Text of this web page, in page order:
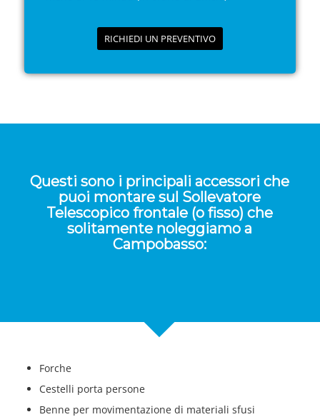
RICHIEDI UN PREVENTIVO
Questi sono i principali accessori che
puoi montare sul Sollevatore
Telescopico frontale (o fisso) che
solitamente noleggiamo a
Campobasso:
Forche
Cestelli porta persone
Benne per movimentazione di materiali sfusi